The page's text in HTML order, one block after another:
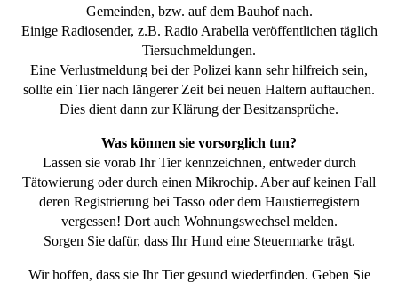
Gemeinden, bzw. auf dem Bauhof nach.
Einige Radiosender, z.B. Radio Arabella veröffentlichen täglich
Tiersuchmeldungen.
Eine Verlustmeldung bei der Polizei kann sehr hilfreich sein,
sollte ein Tier nach längerer Zeit bei neuen Haltern auftauchen.
Dies dient dann zur Klärung der Besitzansprüche.
Was können sie vorsorglich tun?
Lassen sie vorab Ihr Tier kennzeichnen, entweder durch
Tätowierung oder durch einen Mikrochip. Aber auf keinen Fall
deren Registrierung bei Tasso oder dem Haustierregistern
vergessen! Dort auch Wohnungswechsel melden.
Sorgen Sie dafür, dass Ihr Hund eine Steuermarke trägt.
Wir hoffen, dass sie Ihr Tier gesund wiederfinden. Geben Sie